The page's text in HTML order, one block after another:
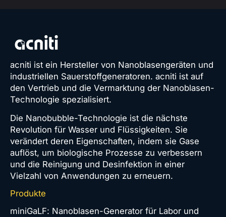
acniti ist ein Hersteller von Nanoblasengeräten und
industriellen Sauerstoffgeneratoren. acniti ist auf
den Vertrieb und die Vermarktung der Nanoblasen-
Technologie spezialisiert.
Die Nanobubble-Technologie ist die nächste
Revolution für Wasser und Flüssigkeiten. Sie
verändert deren Eigenschaften, indem sie Gase
auflöst, um biologische Prozesse zu verbessern
und die Reinigung und Desinfektion in einer
Vielzahl von Anwendungen zu erneuern.
Produkte
miniGaLF: Nanoblasen-Generator für Labor und